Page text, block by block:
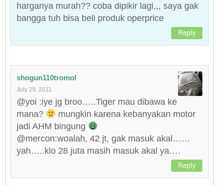
harganya murah?? coba dipikir lagi,,, saya gak
bangga tuh bisa beli produk operprice
Reply
shogun110tromol
July 29, 2011
@yoi :iye jg broo…..Tiger mau dibawa ke
mana?
mungkin karena kebanyakan motor
jadi AHM bingung
@mercon:woalah, 42 jt, gak masuk akal……
yah…..klo 28 juta masih masuk akal ya….
Reply